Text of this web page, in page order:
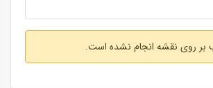
روی نقشه انجام نشده است.